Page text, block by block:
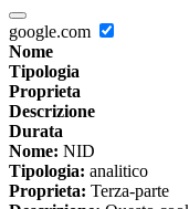
google.com
Nome
Tipologia
Proprieta
Descrizione
Durata
Nome: NID
Tipologia: analitico
Proprieta: Terza-parte